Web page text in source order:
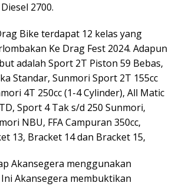
2700.
Bike terdapat 12 kelas yang
Ke Drag Fest 2024. Adapun
adalah Sport 2T Piston 59 Bebas,
Standar, Sunmori Sport 2T 155cc
4T 250cc (1-4 Cylinder), All Matic
Sport 4 Tak s/d 250 Sunmori,
NBU, FFA Campuran 350cc,
13, Bracket 14 dan Bracket 15,
Akansegera menggunakan
Akansegera membuktikan